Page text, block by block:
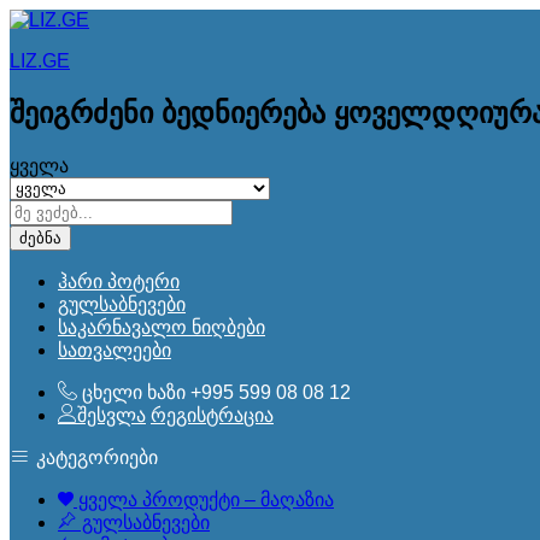
LIZ.GE
შეიგრძენი ბედნიერება
ყველა
ძებნა
ჰარი პოტერი
გულსაბნევები
საკარნავალო ნიღბები
სათვალეები
ცხელი ხაზი +995 599 08 08 12
შესვლა რეგისტრაცია
კატეგორიები
ყველა პროდუქტი – მაღაზია
გულსაბნევები